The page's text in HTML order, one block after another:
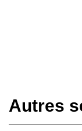
Autres